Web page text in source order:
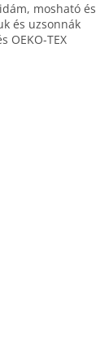
mosható és
és uzsonnák
OEKO-TEX